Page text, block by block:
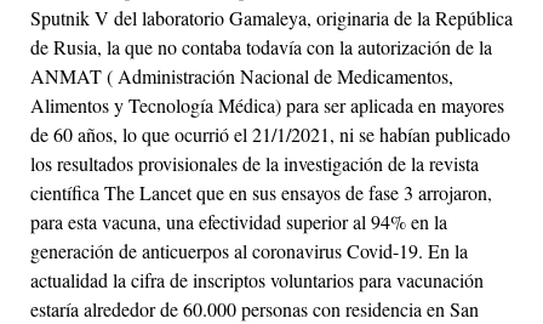
Sputnik V del laboratorio Gamaleya, originaria de la República
de Rusia, la que no contaba todavía con la autorización de la
ANMAT ( Administración Nacional de Medicamentos,
Alimentos y Tecnología Médica) para ser aplicada en mayores
de 60 años, lo que ocurrió el 21/1/2021, ni se habían publicado
los resultados provisionales de la investigación de la revista
científica The Lancet que en sus ensayos de fase 3 arrojaron,
para esta vacuna, una efectividad superior al 94% en la
generación de anticuerpos al coronavirus Covid-19. En la
actualidad la cifra de inscriptos voluntarios para vacunación
estaría alrededor de 60.000 personas con residencia en San